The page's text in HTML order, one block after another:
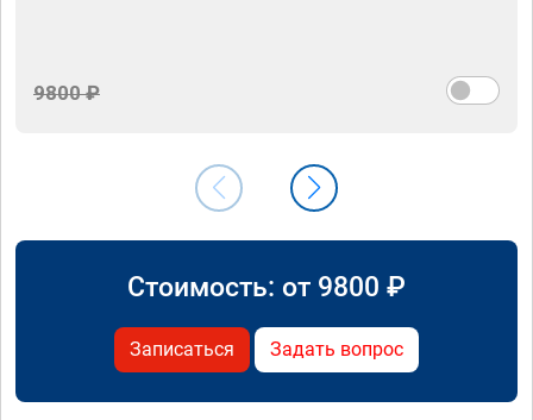
9800 ₽
Стоимость: от 9800 ₽
Записаться Задать вопрос